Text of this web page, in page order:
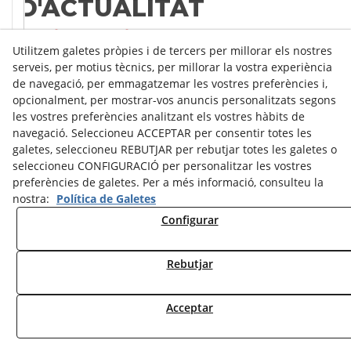
D'ACTUALITAT
Cada dia dediquem un espai a entrevistar a persones que estan
d'actualitat.
Anar a ràdio a la carta
Utilitzem galetes pròpies i de tercers per millorar els nostres
serveis, per motius tècnics, per millorar la vostra experiència
de navegació, per emmagatzemar les vostres preferències i,
opcionalment, per mostrar-vos anuncis personalitzats segons
les vostres preferències analitzant els vostres hàbits de
navegació. Seleccioneu ACCEPTAR per consentir totes les
galetes, seleccioneu REBUTJAR per rebutjar totes les galetes o
seleccioneu CONFIGURACIÓ per personalitzar les vostres
preferències de galetes. Per a més informació, consulteu la
nostra: Política de Galetes
Configurar
Rebutjar
Acceptar